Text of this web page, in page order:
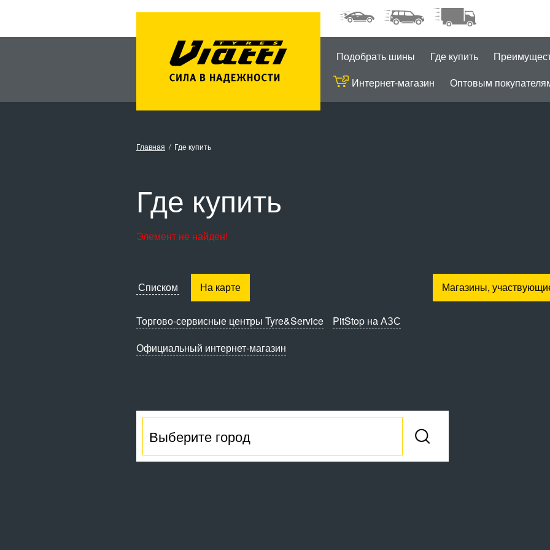
Подобрать шины Где купить
Интернет-магазин
Оптовым
Главная Где купить
Где купить
Элемент не найден!
Списком На карте
Торгово-сервисные центры Tyre&Service
PitStop на АЗС
Официальный интернет-магазин
Магазины,